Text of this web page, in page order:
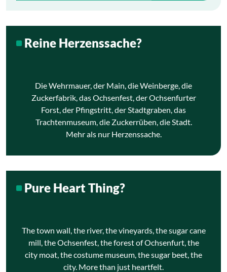
Reine Herzenssache?
Die Wehrmauer, der Main, die Weinberge, die
Zuckerfabrik, das Ochsenfest, der Ochsenfurter
Forst, der Pfingstritt, der Stadtgraben, das
Trachtenmuseum, die Zuckerrüben, die Stadt.
Mehr als nur Herzenssache.
Pure Heart Thing?
The town wall, the river, the vineyards, the sugar cane
mill, the Ochsenfest, the forest of Ochsenfurt, the
city moat, the costume museum, the sugar beet, the
city. More than just heartfelt.